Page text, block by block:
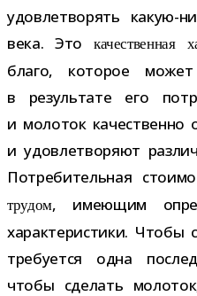
удо­вле­тво­рять какую-​
века. Это
каче­ствен­ная
благо, кото­рое
в резуль­тате его
и моло­ток каче­ственно
и удо­вле­тво­ряют
Потребительная
тру­дом, име­ю­щим
харак­те­ри­стики. Чтобы
тре­бу­ется одна
чтобы сде­лать